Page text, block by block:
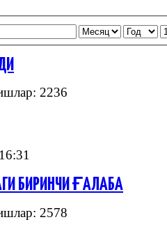
2236
БИРИНЧИ ҒАЛАБА
2578